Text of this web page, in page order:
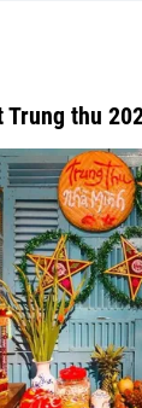
Trung thu